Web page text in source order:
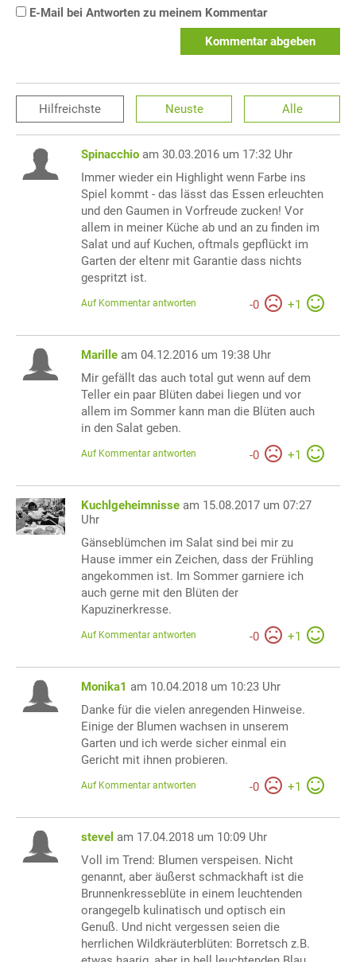
E-Mail bei Antworten zu meinem Kommentar
Kommentar abgeben
Hilfreichste Neuste Alle
Spinacchio am 30.03.2016 um 17:32 Uhr
Immer wieder ein Highlight wenn Farbe ins
Spiel kommt - das lässt das Essen erleuchten
und den Gaumen in Vorfreude zucken! Vor
allem in meiner Küche ab und an zu finden im
Salat und auf Kuchen, oftmals gepflückt im
Garten der eltenr mit Garantie dass nichts
gespritzt ist.
-0 +1
Auf Kommentar antworten
Marille am 04.12.2016 um 19:38 Uhr
Mir gefällt das auch total gut wenn auf dem
Teller ein paar Blüten dabei liegen und vor
allem im Sommer kann man die Blüten auch
in den Salat geben.
-0 +1
Auf Kommentar antworten
Kuchlgeheimnisse am 15.08.2017 um 07:27
Uhr
Gänseblümchen im Salat sind bei mir zu
Hause immer ein Zeichen, dass der Frühling
angekommen ist. Im Sommer garniere ich
auch gerne mit den Blüten der
Kapuzinerkresse.
-0 +1
Auf Kommentar antworten
Monika1 am 10.04.2018 um 10:23 Uhr
Danke für die vielen anregenden Hinweise.
Einige der Blumen wachsen in unserem
Garten und ich werde sicher einmal ein
Gericht mit ihnen probieren.
-0 +1
Auf Kommentar antworten
stevel am 17.04.2018 um 10:09 Uhr
Voll im Trend: Blumen verspeisen. Nicht
genannt, aber äußerst schmackhaft ist die
Brunnenkresseblüte in einem leuchtenden
orangegelb kulinatisch und optisch ein
Genuß. Und nicht vergessen seien die
herrlichen Wildkräuterblüten: Borretsch z.B.